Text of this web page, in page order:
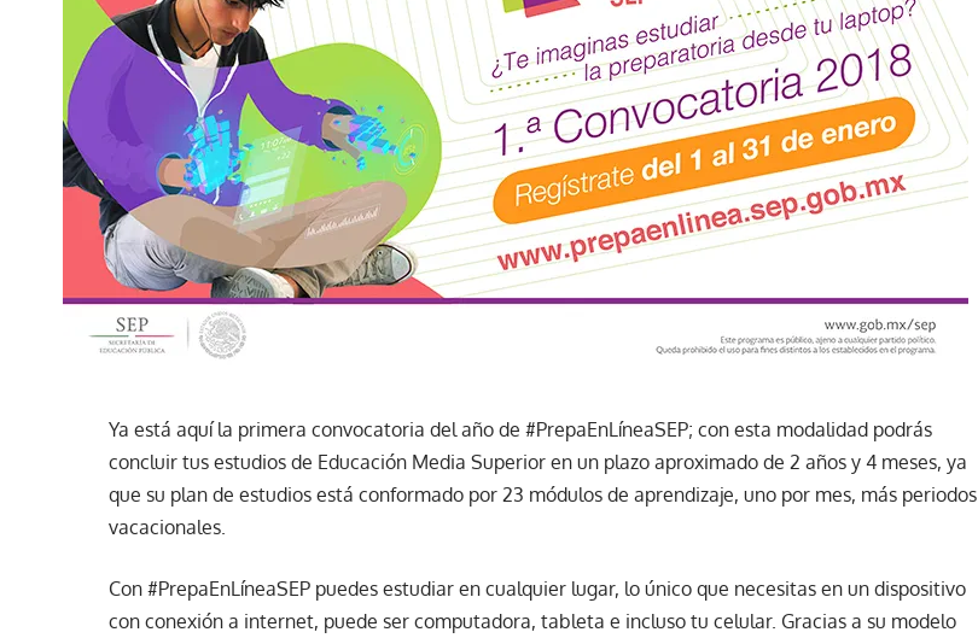
Ya está aquí la primera convocatoria del año de #PrepaEnLíneaSEP; con esta modalidad podrás
concluir tus estudios de Educación Media Superior en un plazo aproximado de 2 años y 4 meses, ya
que su plan de estudios está conformado por 23 módulos de aprendizaje, uno por mes, más periodos
vacacionales.
Con #PrepaEnLíneaSEP puedes estudiar en cualquier lugar, lo único que necesitas en un dispositivo
con conexión a internet, puede ser computadora, tableta e incluso tu celular. Gracias a su modelo